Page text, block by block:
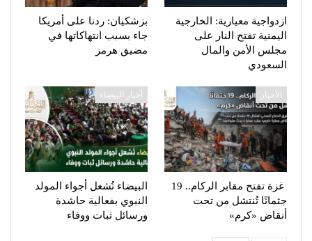
ازدواجية معيارية: الخارجية
اليمنية تفتح النار على
مجلس الأمن والمال
السعودي
بزشكيان: ردنا على أمريكا
جاء بسبب انتهاكاتها في
مضيق هرمز
الأخبار
غزة تفتح مقابر الركام.. 19
جثمانًا تُنتشل من تحت
أنقاض «كرم»
أخبار البيضاء
البيضاء تُشعل أجواء المولد
النبوي بفعالية حاشدة
ورسائل ثبات ووفاء